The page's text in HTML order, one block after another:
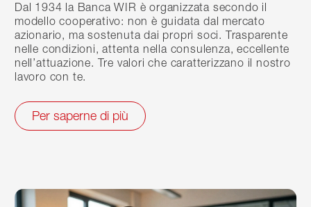
Dal 1934 la Banca WIR è organizzata secondo il
modello cooperativo: non è guidata dal mercato
azionario, ma sostenuta dai propri soci. Trasparente
nelle condizioni, attenta nella consulenza, eccellente
nell’attuazione. Tre valori che caratterizzano il nostro
lavoro con te.
Per saperne di più